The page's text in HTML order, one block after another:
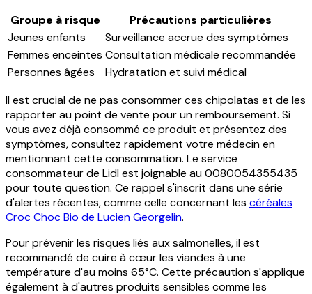
Groupe à risque
Précautions particulières
Jeunes enfants
Surveillance accrue des symptômes
Femmes enceintes Consultation médicale recommandée
Personnes âgées
Hydratation et suivi médical
Il est crucial de ne pas consommer ces chipolatas et de les
rapporter au point de vente pour un remboursement. Si
vous avez déjà consommé ce produit et présentez des
symptômes, consultez rapidement votre médecin en
mentionnant cette consommation. Le service
consommateur de Lidl est joignable au 0080054355435
pour toute question. Ce rappel s'inscrit dans une série
d'alertes récentes, comme celle concernant les céréales
Croc Choc Bio de Lucien Georgelin.
Pour prévenir les risques liés aux salmonelles, il est
recommandé de cuire à cœur les viandes à une
température d'au moins 65°C. Cette précaution s'applique
également à d'autres produits sensibles comme les